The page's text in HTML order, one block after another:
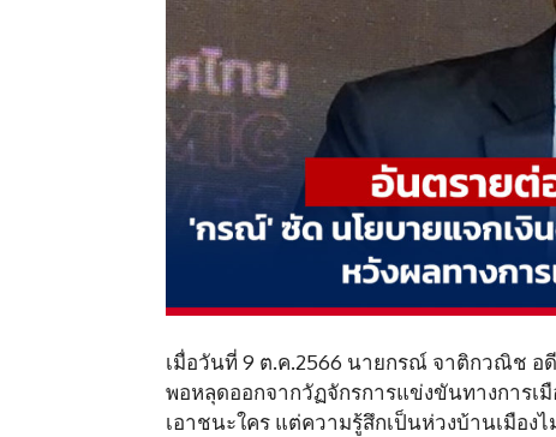
เมื่อวันที่ 9 ต.ค.2566 นายกรณ์ จาติกวณิช
พอหลุดออกจากวัฏจักรการแข่งขันทางการเ
เอาชนะใคร แต่ความรู้สึกเป็นห่วงบ้านเมือ